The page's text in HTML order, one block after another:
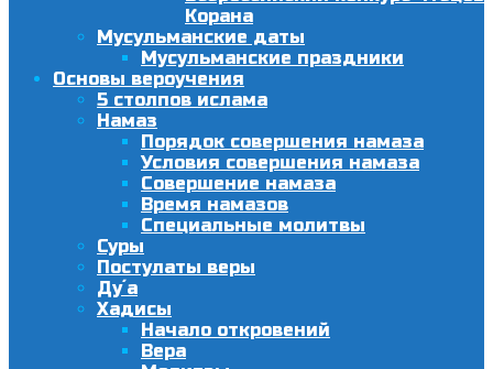
Корана
Мусульманские даты
Мусульманские праздники
Основы вероучения
5 столпов ислама
Намаз
Порядок совершения намаза
Условия совершения намаза
Совершение намаза
Время намазов
Специальные молитвы
Суры
Постулаты веры
Ду´а
Хадисы
Начало откровений
Вера